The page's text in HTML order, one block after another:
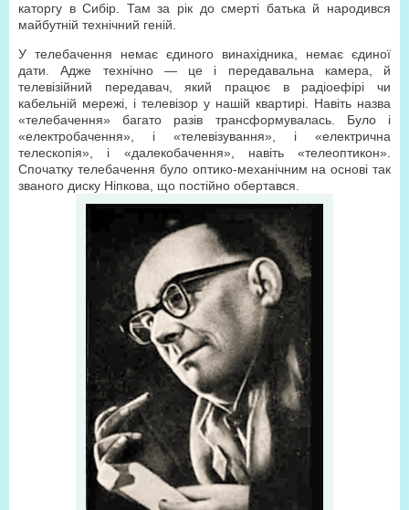
каторгу в Сибір. Там за рік до смерті батька й народився
майбутній технічний геній.
У телебачення немає єдиного винахідника, немає єдиної
дати. Адже технічно — це і передавальна камера, й
телевізійний передавач, який працює в радіоефірі чи
кабельній мережі, і телевізор у нашій квартирі. Навіть назва
«телебачення» багато разів трансформувалась. Було і
«електробачення», і «телевізування», і «електрична
телескопія», і «далекобачення», навіть «телеоптикон».
Спочатку телебачення було оптико-механічним на основі так
званого диску Ніпкова, що постійно обертався.